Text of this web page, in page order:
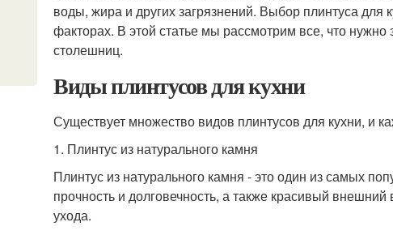
воды, жира и других загрязнений. Выбор плинтуса
факторах. В этой статье мы рассмотрим все, что нужно
столешниц.
Виды плинтусов для кухни
Существует множество видов плинтусов для кухни, и
1. Плинтус из натурального камня
Плинтус из натурального камня - это один из самых
прочность и долговечность, а также красивый
ухода.